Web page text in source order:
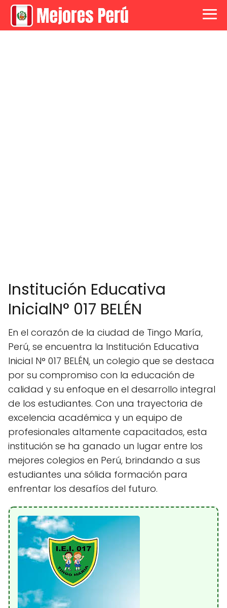
Institución Educativa
InicialN° 017 BELÉN
En el corazón de la ciudad de Tingo María,
Perú, se encuentra la Institución Educativa
Inicial N° 017 BELÉN, un colegio que se destaca
por su compromiso con la educación de
calidad y su enfoque en el desarrollo integral
de los estudiantes. Con una trayectoria de
excelencia académica y un equipo de
profesionales altamente capacitados, esta
institución se ha ganado un lugar entre los
mejores colegios en Perú, brindando a sus
estudiantes una sólida formación para
enfrentar los desafíos del futuro.